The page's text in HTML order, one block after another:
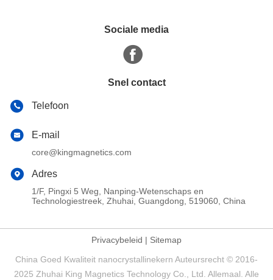
Sociale media
Snel contact
Telefoon
E-mail
core@kingmagnetics.com
Adres
1/F, Pingxi 5 Weg, Nanping-Wetenschaps en
Technologiestreek, Zhuhai, Guangdong, 519060, China
Privacybeleid | Sitemap
China Goed Kwaliteit nanocrystallinekern Auteursrecht © 2016-
2025 Zhuhai King Magnetics Technology Co., Ltd. Allemaal. Alle